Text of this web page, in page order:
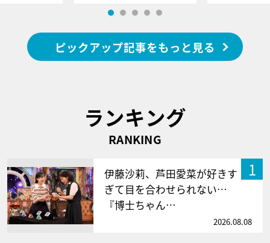
ピックアップ記事をもっと見る
ランキング
RANKING
1
伊藤沙莉、芦田愛菜が好きす
ぎて目を合わせられない…
『博士ちゃん…
2026.08.08